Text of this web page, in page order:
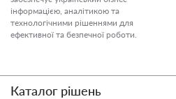
інформацією, аналітикою та
технологічними рішеннями для
ефективної та безпечної роботи.
Каталог рішень